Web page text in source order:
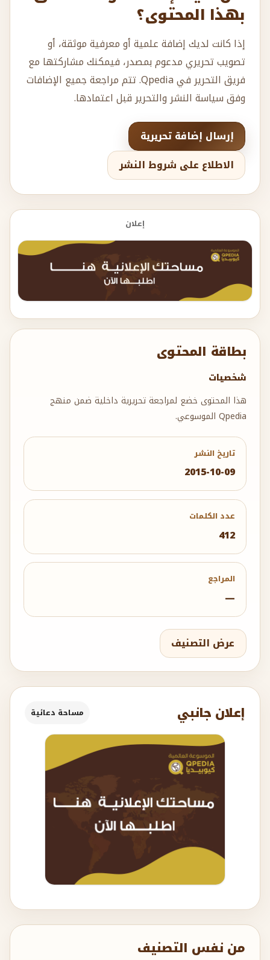
بطاقة المحتوى
شخصيات
هذا المحتوى خضع لمراجعة تحريرية داخلية ضمن منهج
Qpedia الموسوعي.
تاريخ النشر
2015-10-09
عدد الكلمات
412
المراجع
—
عرض التصنيف
إعلان جانبي مساحة دعائية
من نفس التصنيف
بهذا المحتوى؟
إذا كانت لديك إضافة علمية أو معرفية موثقة، أو
تصويب تحريري مدعوم بمصدر، فيمكنك مشاركتها مع
فريق التحرير في Qpedia. تتم مراجعة جميع الإضافات
وفق سياسة النشر والتحرير قبل اعتمادها.
إرسال إضافة تحريرية
الاطلاع على شروط النشر
إعلان